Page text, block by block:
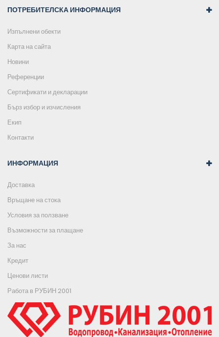
ПОТРЕБИТЕЛСКА ИНФОРМАЦИЯ
Изпълнени обекти
Карта на сайта
Новини
Референции
Сертификати и декларации
Бърз избор и изчисления
Екип
Контакти
ИНФОРМАЦИЯ
Доставка
Връщане на стока
Условия за ползване
Възможности за плащане
За нас
Кредит
Ценови листи
Работа в РУБИН 2001